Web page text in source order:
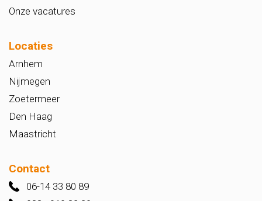
Onze vacatures
Locaties
Arnhem
Nijmegen
Zoetermeer
Den Haag
Maastricht
Contact
06-14 33 80 89